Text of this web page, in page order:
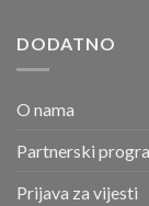
DODATNO
O nama
Partnerski
Prijava za vijesti